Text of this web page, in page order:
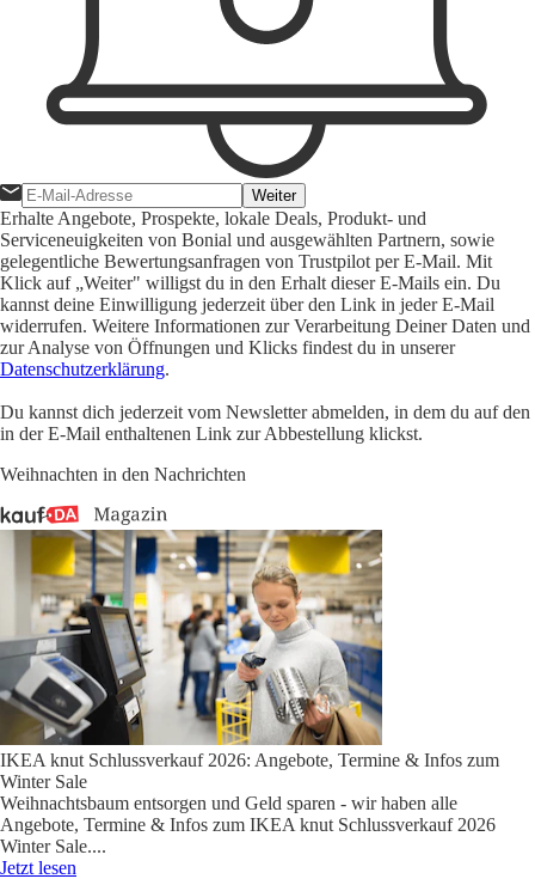
Weiter
Erhalte Angebote, Prospekte, lokale Deals, Produkt- und
Serviceneuigkeiten von Bonial und ausgewählten Partnern, sowie
gelegentliche Bewertungsanfragen von Trustpilot per E-Mail. Mit
Klick auf „Weiter" willigst du in den Erhalt dieser E-Mails ein. Du
kannst deine Einwilligung jederzeit über den Link in jeder E-Mail
widerrufen. Weitere Informationen zur Verarbeitung Deiner Daten und
zur Analyse von Öffnungen und Klicks findest du in unserer
Datenschutzerklärung.
Du kannst dich jederzeit vom Newsletter abmelden, in dem du auf den
in der E-Mail enthaltenen Link zur Abbestellung klickst.
Weihnachten in den Nachrichten
IKEA knut Schlussverkauf 2026: Angebote, Termine & Infos zum
Winter Sale
Weihnachtsbaum entsorgen und Geld sparen - wir haben alle
Angebote, Termine & Infos zum IKEA knut Schlussverkauf 2026
Winter Sale....
Jetzt lesen